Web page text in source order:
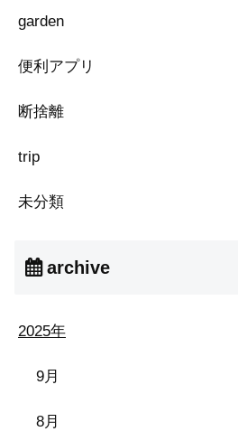
garden
便利アプリ
断捨離
trip
未分類
archive
2025年
9月
8月